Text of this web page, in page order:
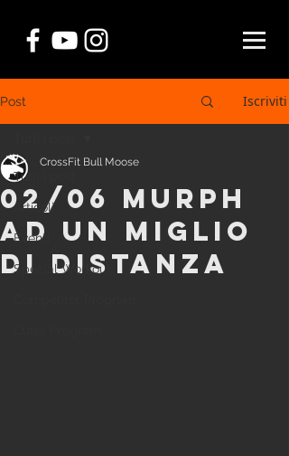
Post Iscriviti
Tutti i post
Articoli
Eventi
Special Workout
02/06 Murph
ad un miglio
di distanza
CrossFit Bull Moose